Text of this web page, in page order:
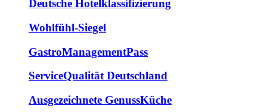
Deutsche Hotelklassifizierung
Wohlfühl-Siegel
GastroManagementPass
ServiceQualität Deutschland
Ausgezeichnete GenussKüche